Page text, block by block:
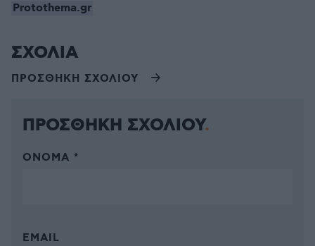
Protothema.gr
ΣΧΟΛΙΑ
ΠΡΟΣΘΗΚΗ ΣΧΟΛΙΟΥ
ΠΡΟΣΘΗΚΗ ΣΧΟΛΙΟΥ
ΌΝΟΜΑ *
EMAIL